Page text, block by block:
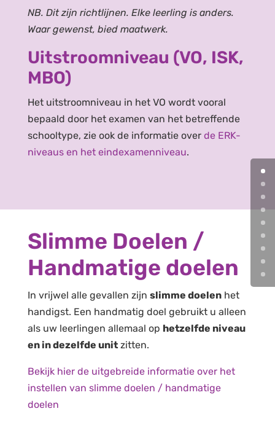
NB. Dit zijn richtlijnen. Elke leerling is anders.
Waar gewenst, bied maatwerk.
Uitstroomniveau (VO, ISK,
MBO)
Het uitstroomniveau in het VO wordt vooral
bepaald door het examen van het betreffende
schooltype, zie ook de informatie over de ERK-
niveaus en het eindexamenniveau.
Slimme Doelen /
Handmatige doelen
In vrijwel alle gevallen zijn slimme doelenhet
handigst. Een handmatig doel gebruikt u alleen
als uw leerlingen allemaal op hetzelfde niveau
en in dezelfde unitzitten.
Bekijk hier de uitgebreide informatie over het
instellen van slimme doelen / handmatige
doelen